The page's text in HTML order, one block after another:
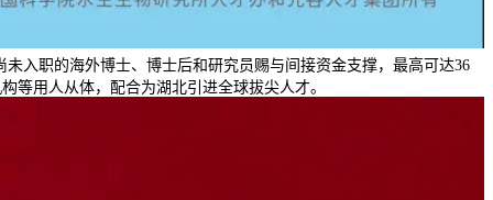
入职的海外博士、博士后和研究员赐与间接资金支撑，最高可达36
等用人从体，配合为湖北引进全球拔尖人才。